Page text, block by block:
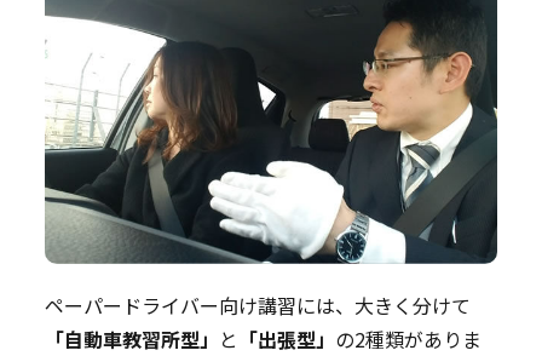
ペーパードライバー向け講習には、大きく分けて
「自動車教習所型」 と 「出張型」 の2種類がありま